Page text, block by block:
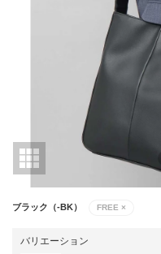
ブラック（-BK） FREE ×
バリエーション